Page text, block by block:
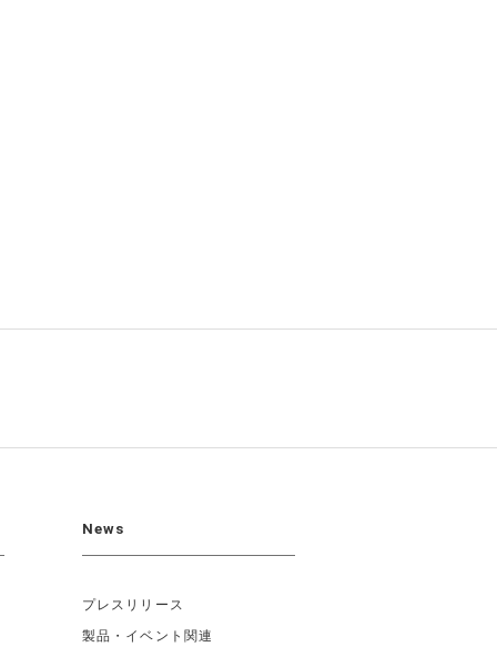
News
プレスリリース
製品・イベント関連